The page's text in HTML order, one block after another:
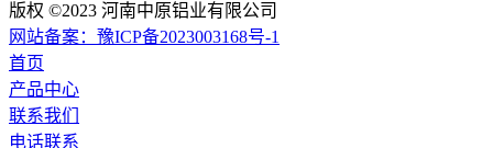
版权 ©2023 河南中原铝业有限公司
网站备案：豫ICP备2023003168号-1
首页
产品中心
联系我们
电话联系